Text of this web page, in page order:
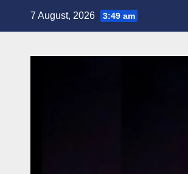
7 August, 2026 3:49 am